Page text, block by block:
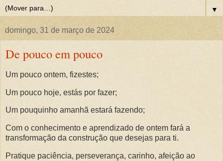
▼
domingo, 31 de março de 2024
De pouco em pouco
Um pouco ontem, fizestes;
Um pouco hoje, estás por fazer;
Um pouquinho amanhã estará fazendo;
Com o conhecimento e aprendizado de ontem fará a
transformação da construção que desejas para ti.
Pratique paciência, perseverança, carinho, afeição ao